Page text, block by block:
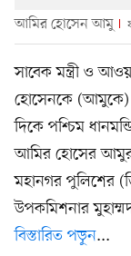
আমির হোসেন আমু
সাবেক মন্ত্রী ও
হোসেনকে (আমুকে)
দিকে পশ্চিম
আমির হোসের আমুর
মহানগর পুলিশের
উপকমিশনার
বিস্তারিত পড়ুন...